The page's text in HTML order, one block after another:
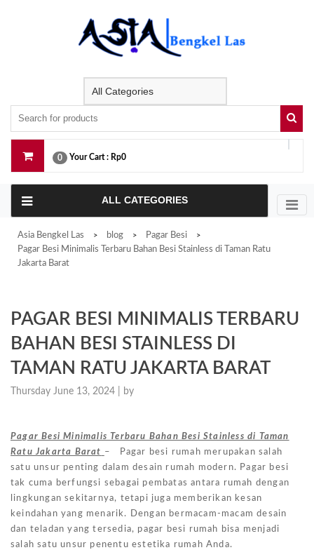
0 Your Cart : Rp0
ALL CATEGORIES
Asia Bengkel Las > blog > Pagar Besi >
Pagar Besi Minimalis Terbaru Bahan Besi Stainless di Taman Ratu
Jakarta Barat
PAGAR BESI MINIMALIS TERBARU
BAHAN BESI STAINLESS DI
TAMAN RATU JAKARTA BARAT
Thursday June 13, 2024 | by
Pagar Besi Minimalis Terbaru Bahan Besi Stainless di Taman
Ratu Jakarta Barat – Pagar besi rumah merupakan salah
satu unsur penting dalam desain rumah modern. Pagar besi
tak cuma berfungsi sebagai pembatas antara rumah dengan
lingkungan sekitarnya, tetapi juga memberikan kesan
keindahan yang menarik. Dengan bermacam-macam desain
dan teladan yang tersedia, pagar besi rumah bisa menjadi
salah satu unsur penentu estetika rumah Anda.